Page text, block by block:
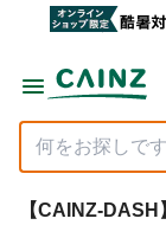
【CAINZ-